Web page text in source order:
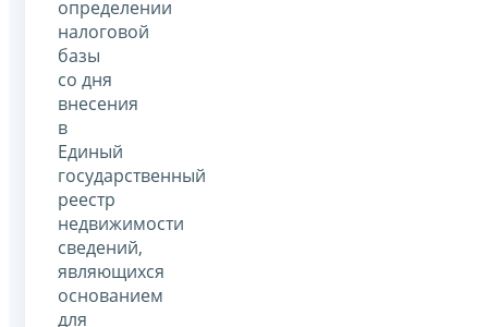
определении
налоговой
базы
со дня
внесения
в
Единый
государственный
реестр
недвижимости
сведений,
являющихся
основанием
для